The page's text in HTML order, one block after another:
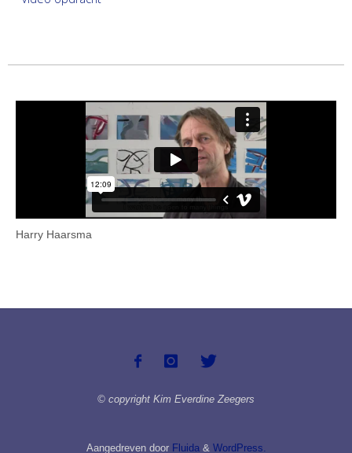
Harry Haarsma
© copyright Kim Everdine Zeegers
Aangedreven doorFluida& WordPress.